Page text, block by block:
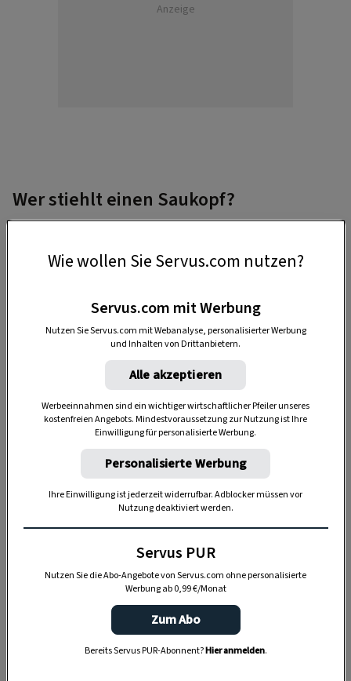
Anzeige
Wer stiehlt einen Saukopf?
Lesachtal. Dem Metzgermeister Markus Salcher
Speck werden soll. Und so macht er sich sogleich
„Servus Garten“ auf WhatsApp
Nutzen Sie WhatsApp auf Ihrem Handy und lieben es, auf
dem Balkon, der Terrasse oder im Garten zu werkeln? In
unserem kostenlosen WhatsApp-Kanal finden Sie täglich
Tipps und Tricks für Garten, Terrasse, Balkon- und
Wie wollen Sie Servus.com nutzen?
Servus.com mit Werbung
Nutzen Sie Servus.com mit Webanalyse, personalisierter Werbung
und Inhalten von Drittanbietern.
Alle akzeptieren
Werbeeinnahmen sind ein wichtiger wirtschaftlicher Pfeiler unseres
kostenfreien Angebots. Mindestvoraussetzung zur Nutzung ist Ihre
Einwilligung für personalisierte Werbung.
Personalisierte Werbung
Ihre Einwilligung ist jederzeit widerrufbar. Adblocker müssen vor
Nutzung deaktiviert werden.
Servus PUR
Nutzen Sie die Abo-Angebote von Servus.com ohne personalisierte
Werbung ab 0,99 €/Monat
Zum Abo
Bereits Servus PUR-Abonnent?Hier anmelden.